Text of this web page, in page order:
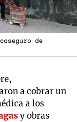
de
a cobrar un
a los
y obras